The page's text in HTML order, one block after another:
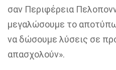
σαν Περιφέρεια
μεγαλώσουμε το
να δώσουμε λύσεις σε
απασχολούν».